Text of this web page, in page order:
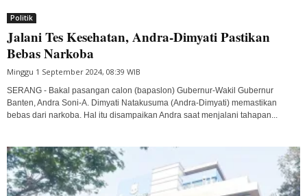
Politik
Jalani Tes Kesehatan, Andra-Dimyati Pastikan
Bebas Narkoba
Minggu 1 September 2024, 08:39 WIB
SERANG - Bakal pasangan calon (bapaslon) Gubernur-Wakil Gubernur
Banten, Andra Soni-A. Dimyati Natakusuma (Andra-Dimyati) memastikan
bebas dari narkoba. Hal itu disampaikan Andra saat menjalani tahapan...